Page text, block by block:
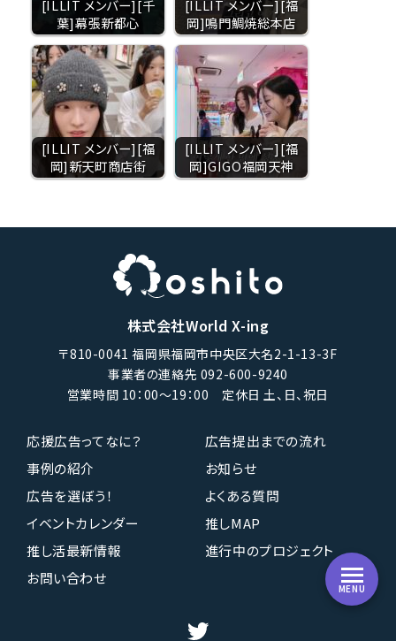
[ILLIT メンバー][千
葉]幕張新都心
[ILLIT メンバー][福
岡]鳴門鯛焼総本店
[ILLIT メンバー][福
岡]新天町商店街
[ILLIT メンバー][福
岡]GIGO福岡天神
株式会社World X-ing
〒810-0041 福岡県福岡市中央区大名2-1-13-3F
事業者の連絡先 092-600-9240
営業時間 10：00〜19：00 定休日 土、日、祝日
MENU
応援広告ってなに？
広告提出までの流れ
事例の紹介
お知らせ
広告を選ぼう！
よくある質問
イベントカレンダー
推しMAP
推し活最新情報
進行中のプロジェクト
お問い合わせ